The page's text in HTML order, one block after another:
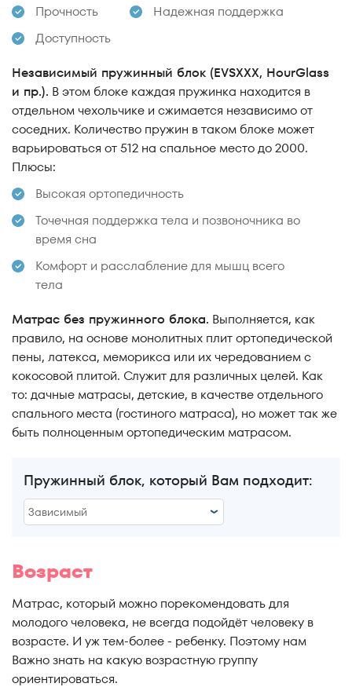
Разная для пар
Все варианты
Прочность
Надежная поддержка
Доступность
Независимый пружинный блок (EVSXXX, HourGlass
и пр.). В этом блоке каждая пружинка находится в
отдельном чехольчике и сжимается независимо от
соседних. Количество пружин в таком блоке может
варьироваться от 512 на спальное место до 2000.
Плюсы:
Высокая ортопедичность
Точечная поддержка тела и позвоночника во
время сна
Комфорт и расслабление для мышц всего
тела
Матрас без пружинного блока. Выполняется, как
правило, на основе монолитных плит ортопедической
пены, латекса, меморикса или их чередованием с
кокосовой плитой. Служит для различных целей. Как
то: дачные матрасы, детские, в качестве отдельного
спального места (гостиного матраса), но может так же
быть полноценным ортопедическим матрасом.
Пружинный блок, который Вам подходит:
Зависимый
Независимый
Беспружинный
Все варианты
Возраст
Матрас, который можно порекомендовать для
молодого человека, не всегда подойдёт человеку в
возрасте. И уж тем-более - ребенку. Поэтому нам
Важно знать на какую возрастную группу
ориентироваться.